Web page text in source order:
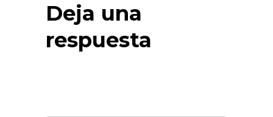
Deja una
respuesta